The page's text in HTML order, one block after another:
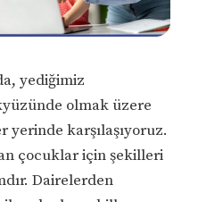
yediğimiz
olmak üzere
yerinde karşılaşıyoruz.
çocuklar için şekilleri
Dairelerden